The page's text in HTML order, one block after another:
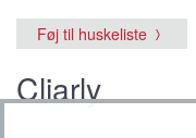
Føj til huskeliste
Cliarly